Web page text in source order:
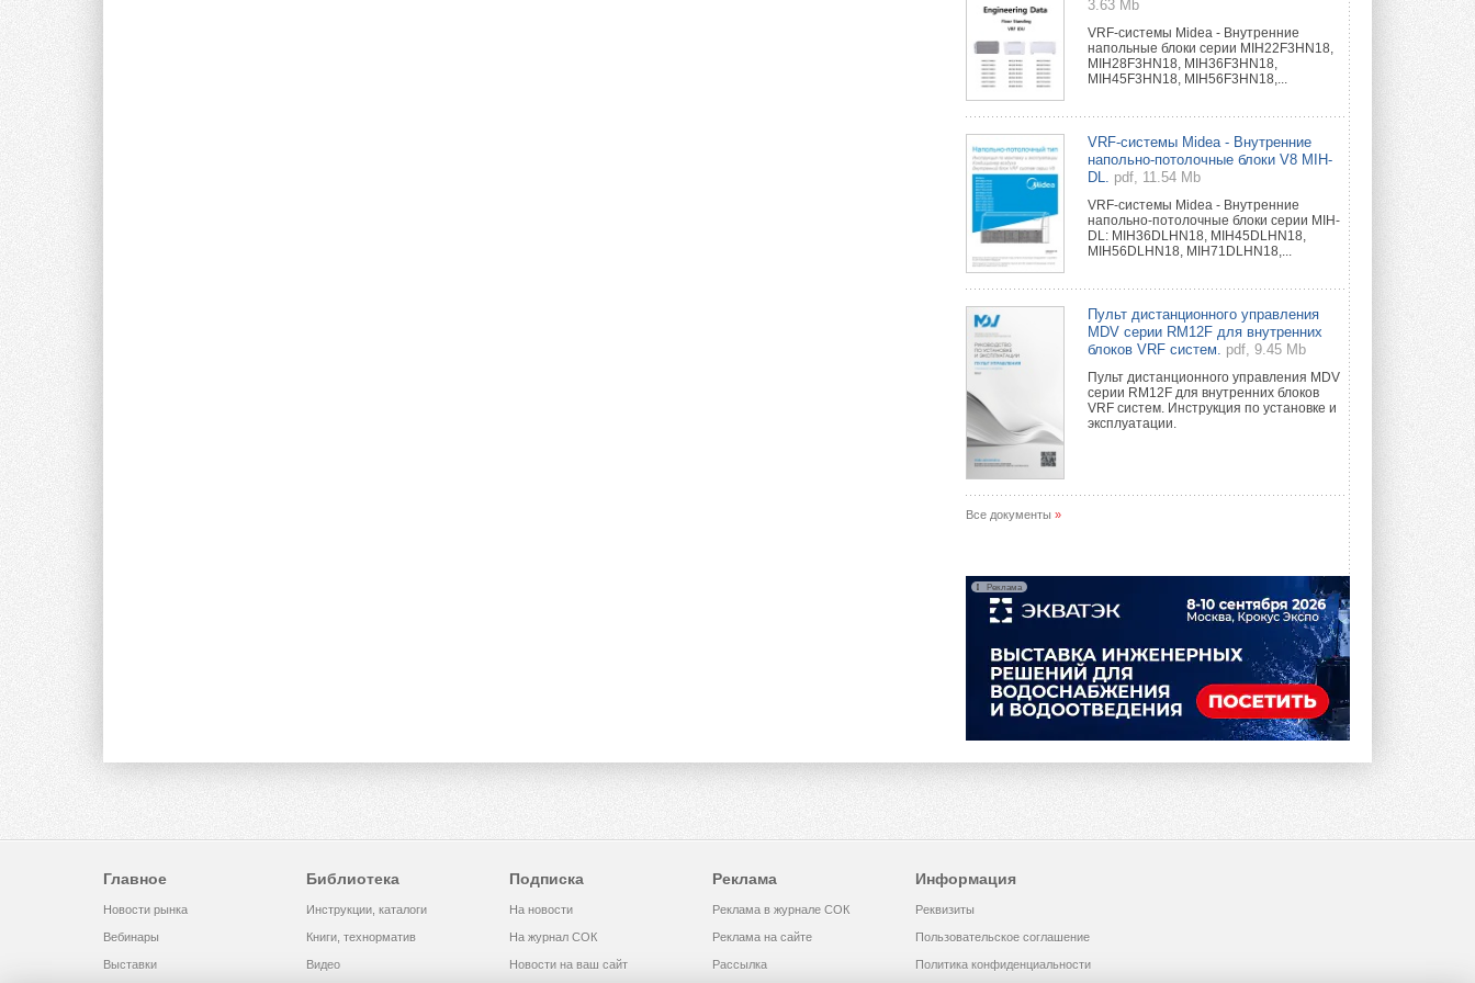
3.63 Mb
VRF-системы Midea - Внутренние
напольные блоки серии MIH22F3HN18,
MIH28F3HN18, MIH36F3HN18,
MIH45F3HN18, MIH56F3HN18,...
VRF-системы Midea - Внутренние
напольно-потолочные блоки V8 MIH-
DL.
pdf, 11.54 Mb
VRF-системы Midea - Внутренние
напольно-потолочные блоки серии MIH-
DL: MIH36DLHN18, MIH45DLHN18,
MIH56DLHN18, MIH71DLHN18,...
Пульт дистанционного управления
MDV серии RM12F для внутренних
блоков VRF систем.
pdf, 9.45 Mb
Пульт дистанционного управления MDV
серии RM12F для внутренних блоков
VRF систем. Инструкция по установке и
эксплуатации.
Все документы »
Реклама
Главное
Новости рынка
Вебинары
Выставки
Библиотека
Инструкции, каталоги
Книги, технорматив
Видео
Подписка
На новости
На журнал СОК
Новости на ваш сайт
Реклама
Реклама в журнале СОК
Реклама на сайте
Рассылка
Информация
Реквизиты
Пользовательское соглашение
Политика конфиденциальности